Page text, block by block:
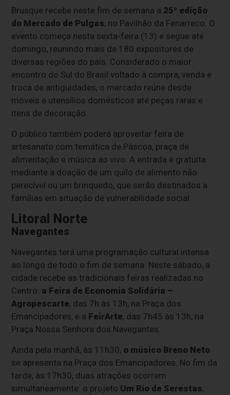
Brusque recebe neste fim de semana a 25ª edição
do Mercado de Pulgas, no Pavilhão da Fenarreco. O
evento começa nesta sexta-feira (13) e segue até
domingo, reunindo mais de 180 expositores de
diversas regiões do país. Considerado o maior
encontro do Sul do Brasil voltado à compra, venda e
troca de antiguidades, o mercado reúne desde
móveis e utensílios domésticos até peças raras e
itens de decoração.
O público também poderá aproveitar feira de
artesanato com temática de Páscoa, praça de
alimentação e música ao vivo. A entrada é gratuita
mediante a doação de um quilo de alimento não
perecível ou um brinquedo, que serão destinados a
famílias em situação de vulnerabilidade social.
Litoral Norte
Navegantes
Navegantes terá uma programação cultural intensa
ao longo de todo o fim de semana. Neste sábado, a
cidade recebe as tradicionais feiras realizadas no
Centro: a Feira de Economia Solidária –
Agropescarte, das 7h às 13h, na Praça dos
Emancipadores, e a FeirArte, das 7h45 às 13h, na
Praça Nossa Senhora dos Navegantes.
Ainda pela manhã, às 11h30, o músico Breno Neto
se apresenta na Praça dos Emancipadores. No fim da
tarde, às 17h30, duas atrações ocorrem
simultaneamente: o projeto Um Rio de Serestas,